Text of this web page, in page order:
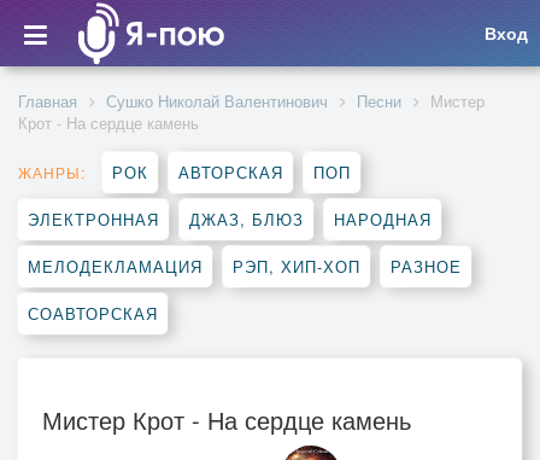
Вход
Главная Сушко Николай Валентинович Песни
Мистер
Крот - На сердце камень
ЖАНРЫ: РОК АВТОРСКАЯ ПОП
ЭЛЕКТРОННАЯ ДЖАЗ, БЛЮЗ НАРОДНАЯ
МЕЛОДЕКЛАМАЦИЯ РЭП, ХИП-ХОП РАЗНОЕ
СОАВТОРСКАЯ
Мистер Крот - На сердце камень